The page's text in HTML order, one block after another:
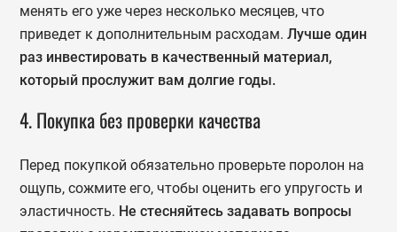
менять его уже через несколько месяцев, что
приведет к дополнительным расходам.Лучше один
раз инвестировать в качественный материал,
который прослужит вам долгие годы.
4. Покупка без проверки качества
Перед покупкой обязательно проверьте поролон на
ощупь, сожмите его, чтобы оценить его упругость и
эластичность. Не стесняйтесь задавать вопросы